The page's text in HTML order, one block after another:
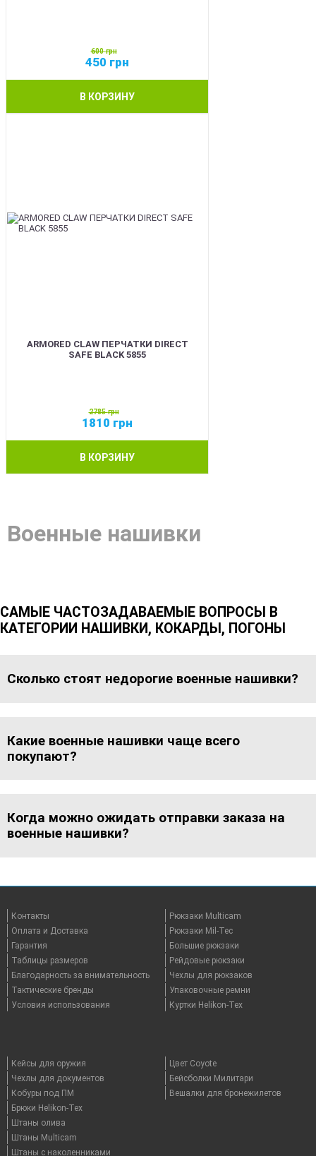
600грн
450 грн
В КОРЗИНУ
ARMORED CLAW ПЕРЧАТКИ DIRECT
SAFE BLACK 5855
2785грн
1810 грн
В КОРЗИНУ
Военные нашивки
САМЫЕ ЧАСТОЗАДАВАЕМЫЕ ВОПРОСЫ В
КАТЕГОРИИ НАШИВКИ, КОКАРДЫ, ПОГОНЫ
Сколько стоят недорогие военные нашивки?
Какие военные нашивки чаще всего
покупают?
Когда можно ожидать отправки заказа на
военные нашивки?
Контакты
Оплата и Доставка
Гарантия
Таблицы размеров
Благодарность за внимательность
Тактические бренды
Условия использования
Рюкзаки Multicam
Рюкзаки Mil-Tec
Большие рюкзаки
Рейдовые рюкзаки
Чехлы для рюкзаков
Упаковочные ремни
Куртки Helikon-Tex
Кейсы для оружия
Чехлы для документов
Кобуры под ПМ
Брюки Helikon-Tex
Штаны олива
Штаны Multicam
Штаны с наколенниками
Цвет Coyote
Бейсболки Милитари
Вешалки для бронежилетов